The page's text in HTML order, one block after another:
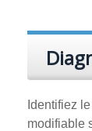
Identifiez
modifiable